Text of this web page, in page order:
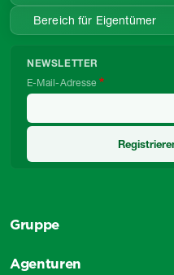
Bereich für Eigentümer
NEWSLETTER
E-Mail-Adresse
Gruppe
Agenturen